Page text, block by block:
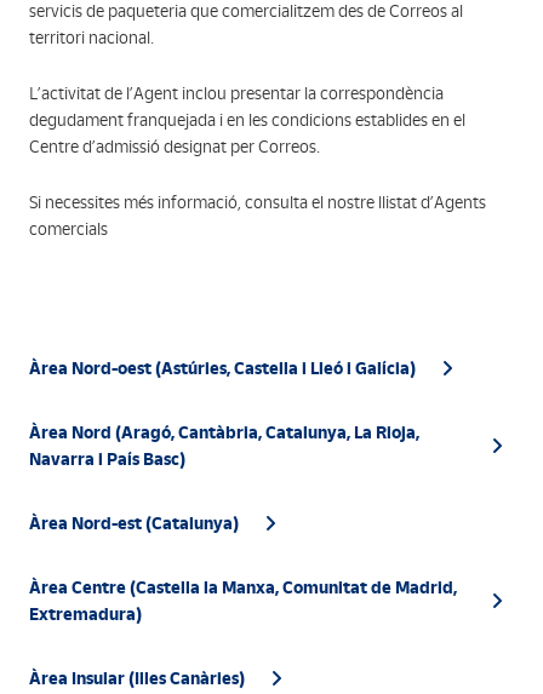
servicis de paqueteria que comercialitzem des de Correos al
territori nacional.
L’activitat de l’Agent inclou presentar la correspondència
degudament franquejada i en les condicions establides en el
Centre d’admissió designat per Correos.
Si necessites més informació, consulta el nostre llistat d’Agents
comercials
Àrea Nord-oest (Astúries, Castella i Lleó i Galícia)
Àrea Nord (Aragó, Cantàbria, Catalunya, La Rioja,
Navarra i País Basc)
Àrea Nord-est (Catalunya)
Àrea Centre (Castella la Manxa, Comunitat de Madrid,
Extremadura)
Àrea Insular (Illes Canàries)